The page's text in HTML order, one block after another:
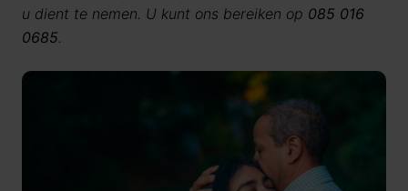
u dient te nemen. U kunt ons bereiken op 085 016
0685.